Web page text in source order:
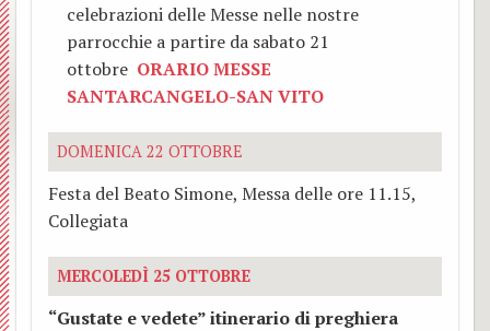
celebrazioni delle Messe nelle nostre
parrocchie a partire da sabato 21
ottobre ORARIO MESSE
SANTARCANGELO-SAN VITO
DOMENICA 22 OTTOBRE
Festa del Beato Simone, Messa delle ore 11.15,
Collegiata
MERCOLEDÌ 25 OTTOBRE
“Gustate e vedete” itinerario di preghiera